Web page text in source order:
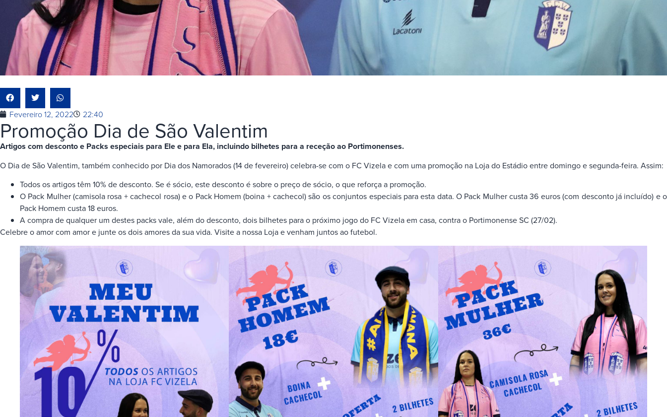
Fevereiro 12, 2022 22:40
Promoção Dia de São Valentim
Artigos com desconto e Packs especiais para Ele e para Ela, incluindo bilhetes para a receção ao Portimonenses.
O Dia de São Valentim, também conhecido por Dia dos Namorados (14 de fevereiro) celebra-se com o FC Vizela e com uma promoção na Loja do Estádio entre domingo e segunda-feira. Assim:
Todos os artigos têm 10% de desconto. Se é sócio, este desconto é sobre o preço de sócio, o que reforça a promoção.
O Pack Mulher (camisola rosa + cachecol rosa) e o Pack Homem (boina + cachecol) são os conjuntos especiais para esta data. O Pack Mulher custa 36 euros (com desconto já incluído) e o
Pack Homem custa 18 euros.
A compra de qualquer um destes packs vale, além do desconto, dois bilhetes para o próximo jogo do FC Vizela em casa, contra o Portimonense SC (27/02).
Celebre o amor com amor e junte os dois amores da sua vida. Visite a nossa Loja e venham juntos ao futebol.